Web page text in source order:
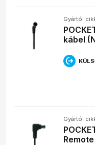
Gyártói
kábel
Gyártói